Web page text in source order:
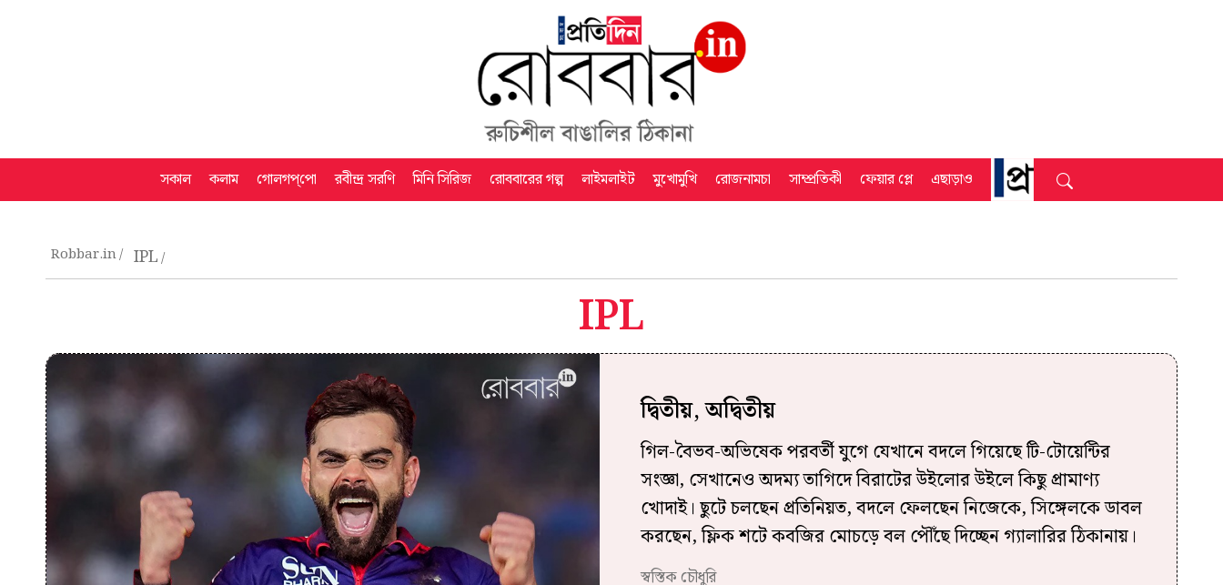
সকাল কলাম গোলগপ্‌পো রবীন্দ্র সরণি মিনি সিরিজ রোববারের গল্প লাইমলাইট মুখোমুখি রোজনামচা সাম্প্রতিকী ফেয়ার প্লে এছাড়াও
Robbar.in IPL
IPL
দ্বিতীয়, অদ্বিতীয়
গিল-বৈভব-অভিষেক পরবর্তী যুগে যেখানে বদলে গিয়েছে টি-টোয়েন্টির
সংজ্ঞা, সেখানেও অদম্য তাগিদে বিরাটের উইলোর উইলে কিছু প্রামাণ্য
খোদাই। ছুটে চলছেন প্রতিনিয়ত, বদলে ফেলছেন নিজেকে, সিঙ্গেলকে ডাবল
করছেন, ফ্লিক শটে কবজির মোচড়ে বল পৌঁছে দিচ্ছেন গ্যালারির ঠিকানায়।
স্বস্তিক চৌধুরি